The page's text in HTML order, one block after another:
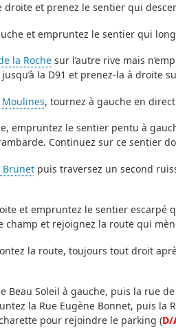
et prenez le sentier qui
et empruntez le sentier qui
la Rochesur l’autre rive mais
la D91 et prenez-la à droite
, tournez à gauche en
empruntez le sentier pentu à
Continuez sur ce sentier
Brunetpuis traversez un second
et empruntez le sentier escarpé
champ et rejoignez la route qui
la route, toujours tout droit
Beau Soleil à gauche, puis la rue
la Rue Eugène Bonnet, puis
pour rejoindre le parking (D/